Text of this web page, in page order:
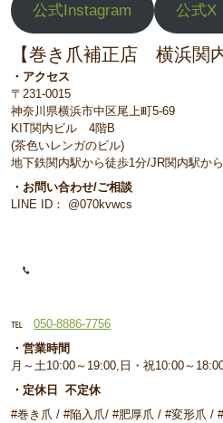
公式Instagram 公式X
【巻き爪補正店 横浜関
・アクセス
〒231-0015
神奈川県横浜市中区尾上町5-69
KIT関内ビル 4階B
(茶色いレンガのビル)
地下鉄関内駅から徒歩1分/JR関内駅か
・お問い合わせ/ご相談
LINE ID： @070kvwcs
℡
050-8886-7756
・営業時間
月～土10:00～19:00,日・祝10:00～
・定休日 不定休
#巻き爪 / #陥入爪/ #肥厚爪 / #変形爪 /